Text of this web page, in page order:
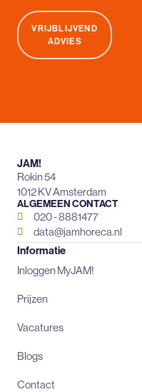
VRIJBLIJVEND
ADVIES
JAM!
Rokin 54
1012 KV Amsterdam
ALGEMEEN CONTACT
020 - 8881477
data@jamhoreca.nl
Informatie
Inloggen MyJAM!
Prijzen
Vacatures
Blogs
Contact